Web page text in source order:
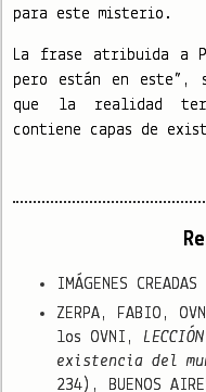
para este misterio.
La frase atribuida a
pero están en este”,
que la realidad
contiene capas de
IMÁGENES
ZERPA, FABIO,
los OVNI,
existencia del
234), BUENOS